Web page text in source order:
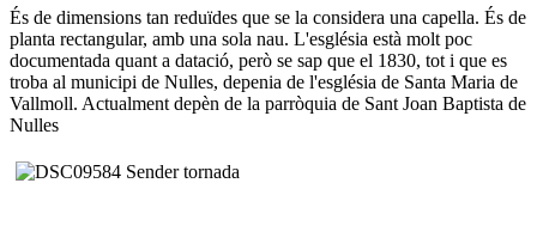
És de dimensions tan reduïdes que se la considera una capella. És de
planta rectangular, amb una sola nau. L'església està molt poc
documentada quant a datació, però se sap que el 1830, tot i que es
troba al municipi de Nulles, depenia de l'església de Santa Maria de
Vallmoll. Actualment depèn de la parròquia de Sant Joan Baptista de
Nulles